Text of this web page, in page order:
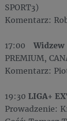
SPORT3)
Komentarz:
17:00
PREMIUM,
Komentarz:
19:30 LIGA+
Prowadzenie: